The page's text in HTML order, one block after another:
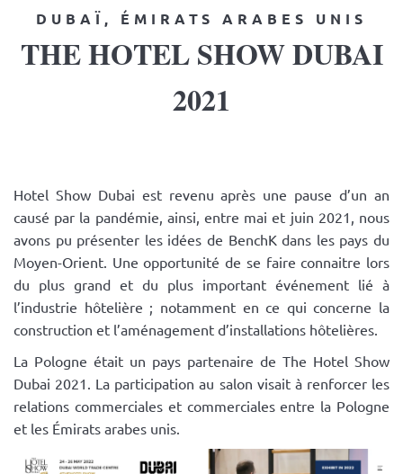
DUBAÏ, ÉMIRATS ARABES UNIS
THE HOTEL SHOW DUBAI
2021
Hotel Show Dubai est revenu après une pause d’un an
causé par la pandémie, ainsi, entre mai et juin 2021, nous
avons pu présenter les idées de BenchK dans les pays du
Moyen-Orient. Une opportunité de se faire connaitre lors
du plus grand et du plus important événement lié à
l’industrie hôtelière ; notamment en ce qui concerne la
construction et l’aménagement d’installations hôtelières.
La Pologne était un pays partenaire de The Hotel Show
Dubai 2021. La participation au salon visait à renforcer les
relations commerciales et commerciales entre la Pologne
et les Émirats arabes unis.